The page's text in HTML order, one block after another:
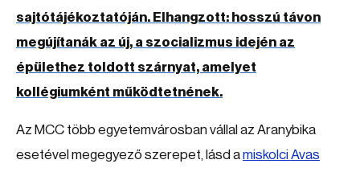
sajtótájékoztatóján. Elhangzott: hosszú távon
megújítanák az új, a szocializmus idején az
épülethez toldott szárnyat, amelyet
kollégiumként működtetnének.
Az MCC több egyetemvárosban vállal az Aranybika
esetével megegyező szerepet, lásd amiskolci Avas